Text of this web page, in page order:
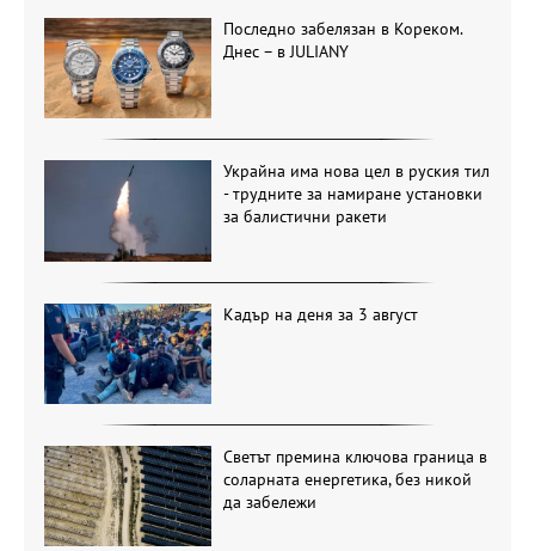
Последно забелязан в Кореком.
Днес – в JULIANY
Украйна има нова цел в руския тил
- трудните за намиране установки
за балистични ракети
Кадър на деня за 3 август
Светът премина ключова граница в
соларната енергетика, без никой
да забележи